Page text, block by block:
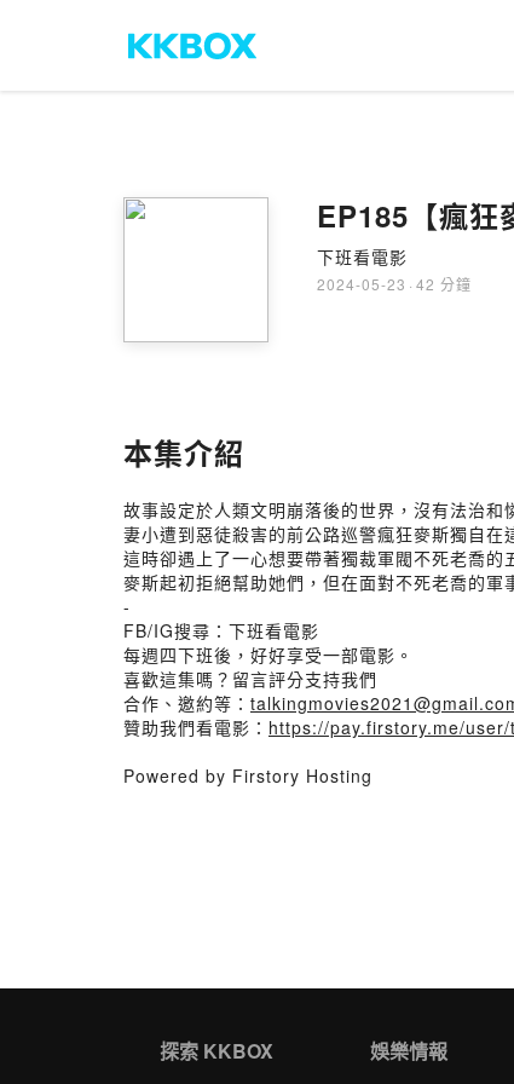
EP185【瘋狂
下班看電影
2024-05-23 · 42 分鐘
本集介紹
故事設定於人類文明崩落後的世界，沒有法治和
妻小遭到惡徒殺害的前公路巡警瘋狂麥斯獨自在
這時卻遇上了一心想要帶著獨裁軍閥不死老喬的
麥斯起初拒絕幫助她們，但在面對不死老喬的軍
-
FB/IG搜尋：下班看電影
每週四下班後，好好享受一部電影。
喜歡這集嗎？留言評分支持我們
合作、邀約等：
贊助我們看電影： https://pay.firstory.me/
Powered by Firstory Hosting
探索 KKBOX 娛樂情報